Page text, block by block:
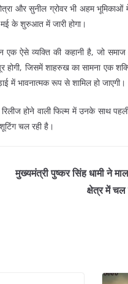
और सुनील ग्रोवर भी अहम
मई के शुरुआत में जारी होगा।
ऐसे व्यक्ति की कहानी है, जो
जिसमें शाहरुख का सामना एक
में भावनात्मक रूप से शामिल हो जाएगी।
होने वाली फिल्म में उनके साथ
चल रही है।
मुख्यमंत्री पुष्कर सिंह धामी ने
क्षेत्र में चल